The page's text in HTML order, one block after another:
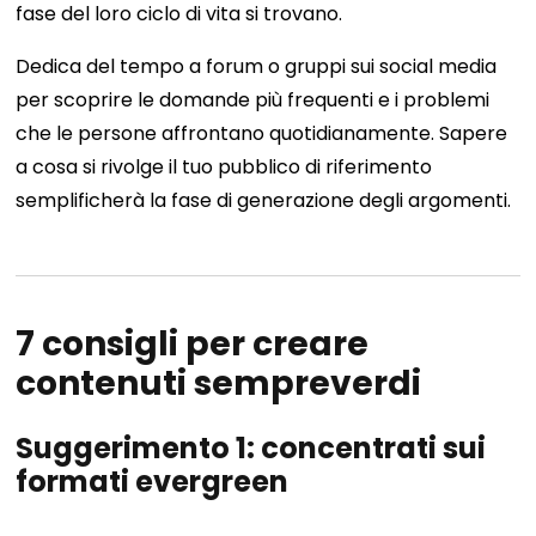
fase del loro ciclo di vita si trovano.
Dedica del tempo a forum o gruppi sui social media
per scoprire le domande più frequenti e i problemi
che le persone affrontano quotidianamente. Sapere
a cosa si rivolge il tuo pubblico di riferimento
semplificherà la fase di generazione degli argomenti.
7 consigli per creare
contenuti sempreverdi
Suggerimento 1: concentrati sui
formati evergreen